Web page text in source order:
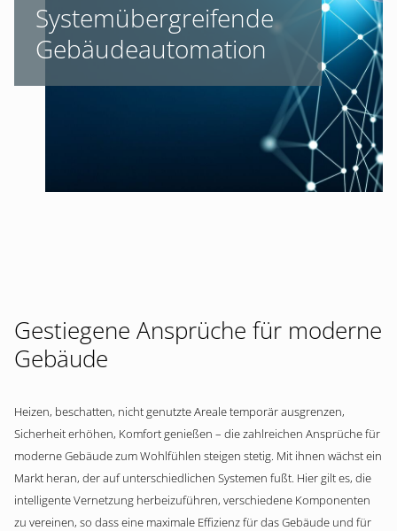
Systemübergreifende
Gebäudeautomation
Gestiegene Ansprüche für moderne
Gebäude
Heizen, beschatten, nicht genutzte Areale temporär ausgrenzen,
Sicherheit erhöhen, Komfort genießen – die zahlreichen Ansprüche für
moderne Gebäude zum Wohlfühlen steigen stetig. Mit ihnen wächst ein
Markt heran, der auf unterschiedlichen Systemen fußt. Hier gilt es, die
intelligente Vernetzung herbeizuführen, verschiedene Komponenten
zu vereinen, so dass eine maximale Effizienz für das Gebäude und für